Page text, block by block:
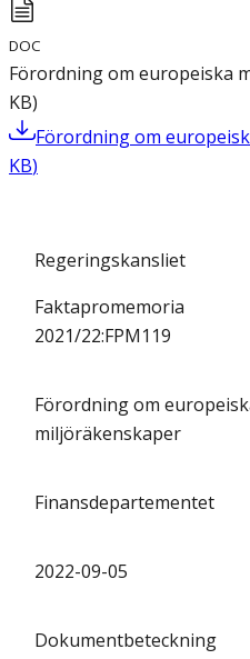
DOC
Förordning om europeiska
KB)
Förordning om
KB)
Regeringskansliet
Faktapromemoria
2021/22:FPM119
Förordning om
miljöräkenskaper
Finansdepartementet
2022-09-05
Dokumentbeteckning